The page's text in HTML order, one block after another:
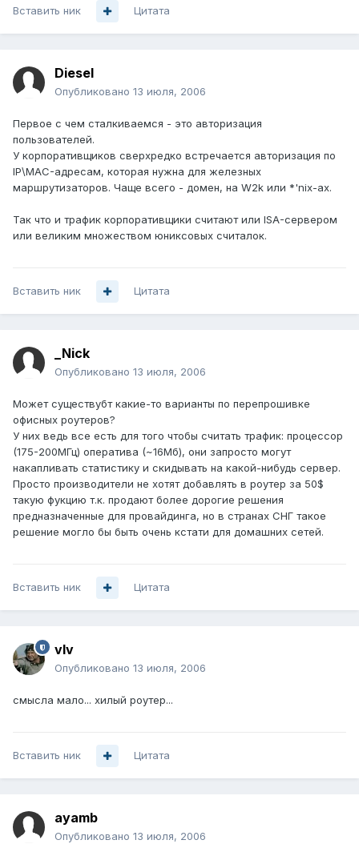
Вставить ник Цитата
Diesel
Опубликовано 13 июля, 2006
Первое с чем сталкиваемся - это авторизация
пользователей.
У корпоративщиков сверхредко встречается авторизация по
IP\MAC-адресам, которая нужна для железных
маршрутизаторов. Чаще всего - домен, на W2k или *'nix-ах.
Так что и трафик корпоративщики считают или ISA-сервером
или великим множеством юниксовых считалок.
Вставить ник Цитата
_Nick
Опубликовано 13 июля, 2006
Может существубт какие-то варианты по перепрошивке
офисных роутеров?
У них ведь все есть для того чтобы считать трафик: процессор
(175-200МГц) оператива (~16Мб), они запросто могут
накапливать статистику и скидывать на какой-нибудь сервер.
Просто производители не хотят добавлять в роутер за 50$
такую фукцию т.к. продают более дорогие решения
предназначенные для провайдинга, но в странах СНГ такое
решение могло бы быть очень кстати для домашних сетей.
Вставить ник Цитата
vIv
Опубликовано 13 июля, 2006
смысла мало... хилый роутер...
Вставить ник Цитата
ayamb
Опубликовано 13 июля, 2006